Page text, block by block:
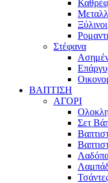
Ξύλινοι
Στέφανα
ΒΑΠΤΙΣΗ
ΑΓΟΡΙ
Σετ